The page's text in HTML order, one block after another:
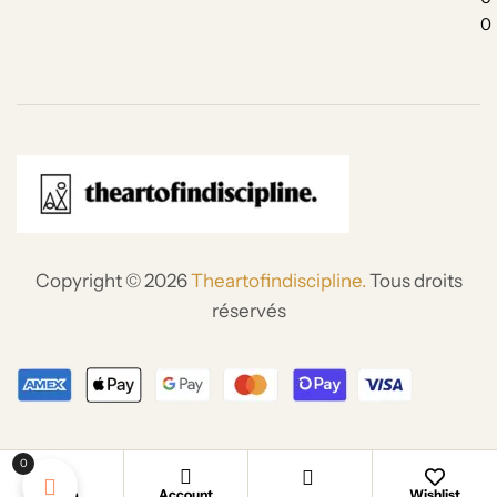
0
Copyright © 2026Theartofindiscipline. Tous droits
réservés
0